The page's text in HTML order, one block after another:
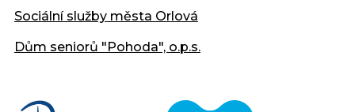
Sociální služby města Orlová
Dům seniorů "Pohoda", o.p.s.